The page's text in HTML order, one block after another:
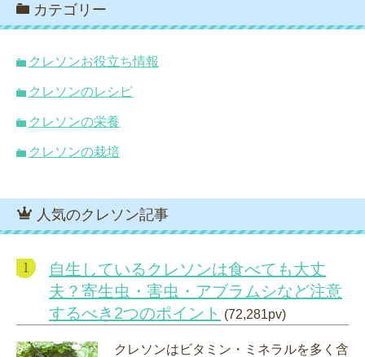
カテゴリー
クレソンお役立ち情報
クレソンのレシピ
クレソンの栄養
クレソンの栽培
人気のクレソン記事
自生しているクレソンは食べても大丈
夫？寄生虫・害虫・アブラムシなど注意
するべき2つのポイント (72,281pv)
クレソンはビタミン・ミネラルを多く含